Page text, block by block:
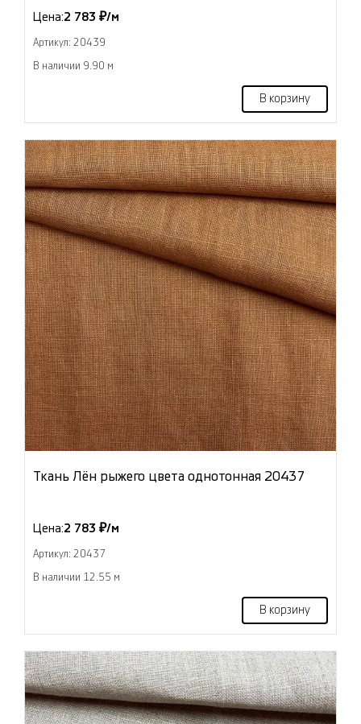
Цена:2 783 ₽/м
Артикул: 20439
В наличии 9.90 м
В корзину
Ткань Лён рыжего цвета однотонная 20437
Цена:2 783 ₽/м
Артикул: 20437
В наличии 12.55 м
В корзину